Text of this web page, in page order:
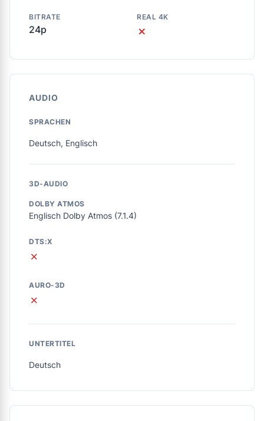
BITRATE
24p
REAL 4K
✗
AUDIO
SPRACHEN
Deutsch, Englisch
3D-AUDIO
DOLBY ATMOS
Englisch Dolby Atmos (7.1.4)
DTS:X
✗
AURO-3D
✗
UNTERTITEL
Deutsch